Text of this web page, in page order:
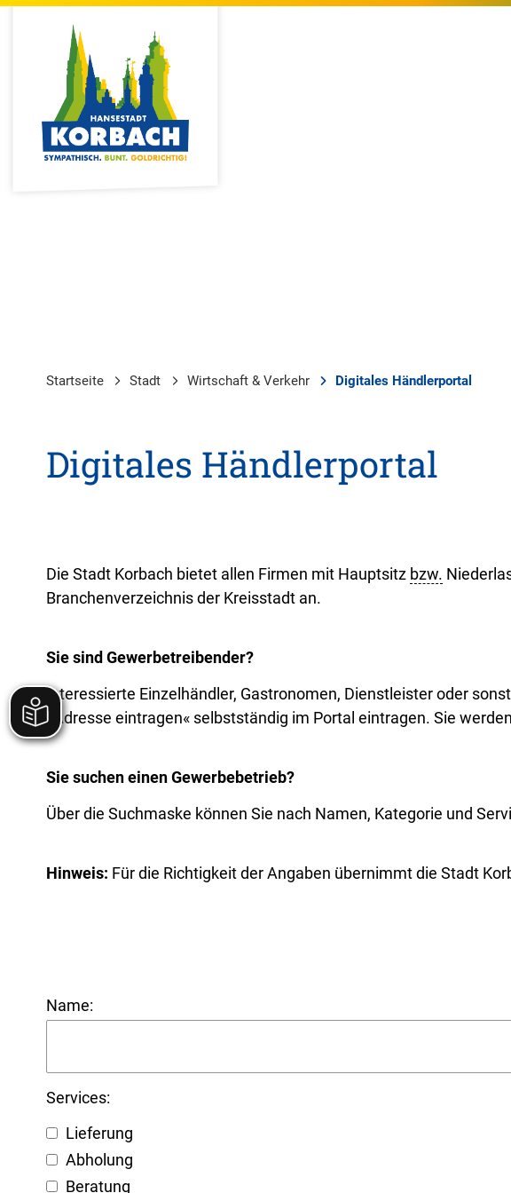
Startseite Stadt Wirtschaft & Verkehr Digitales Händlerportal
Digitales Händlerportal
Die Stadt Korbach bietet allen Firmen mit Hauptsitz bzw.
Branchenverzeichnis der Kreisstadt an.
Sie sind Gewerbetreibender?
Interessierte Einzelhändler, Gastronomen, Dienstleister oder
«Adresse eintragen« selbstständig im Portal eintragen. Sie
Sie suchen einen Gewerbebetrieb?
Über die Suchmaske können Sie nach Namen, Kategorie und
Hinweis: Für die Richtigkeit der Angaben übernimmt die Stadt
Name:
Services:
Lieferung
Abholung
Beratung